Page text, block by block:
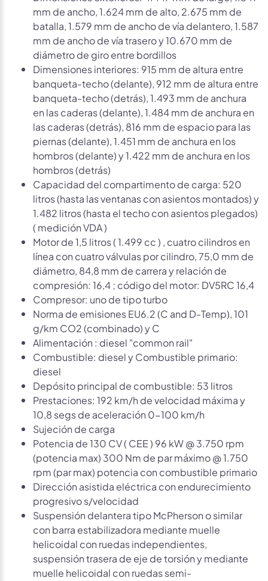
mm de ancho, 1.624 mm de alto, 2.675 mm de
batalla, 1.579 mm de ancho de vía delantero, 1.587
mm de ancho de vía trasero y 10.670 mm de
diámetro de giro entre bordillos
Dimensiones interiores: 915 mm de altura entre
banqueta-techo (delante), 912 mm de altura entre
banqueta-techo (detrás), 1.493 mm de anchura
en las caderas (delante), 1.484 mm de anchura en
las caderas (detrás), 816 mm de espacio para las
piernas (delante), 1.451 mm de anchura en los
hombros (delante) y 1.422 mm de anchura en los
hombros (detrás)
Capacidad del compartimento de carga: 520
litros (hasta las ventanas con asientos montados) y
1.482 litros (hasta el techo con asientos plegados)
( medición VDA )
Motor de 1,5 litros ( 1.499 cc ) , cuatro cilindros en
línea con cuatro válvulas por cilindro, 75,0 mm de
diámetro, 84,8 mm de carrera y relación de
compresión: 16,4 ; código del motor: DV5RC 16,4
Compresor: uno de tipo turbo
Norma de emisiones EU6.2 (C and D-Temp), 101
g/km CO2 (combinado) y C
Alimentación : diesel "common rail"
Combustible: diesel y Combustible primario:
diesel
Depósito principal de combustible: 53 litros
Prestaciones: 192 km/h de velocidad máxima y
10,8 segs de aceleración 0-100 km/h
Sujeción de carga
Potencia de 130 CV ( CEE ) 96 kW @ 3.750 rpm
(potencia max) 300 Nm de par máximo @ 1.750
rpm (par max) potencia con combustible primario
Dirección asistida eléctrica con endurecimiento
progresivo s/velocidad
Suspensión delantera tipo McPherson o similar
con barra estabilizadora mediante muelle
helicoidal con ruedas independientes,
suspensión trasera de eje de torsión y mediante
muelle helicoidal con ruedas semi-